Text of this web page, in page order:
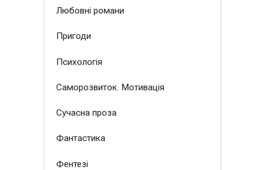
Любовні романи
Пригоди
Психологія
Саморозвиток. Мотивація
Сучасна проза
Фантастика
Фентезі